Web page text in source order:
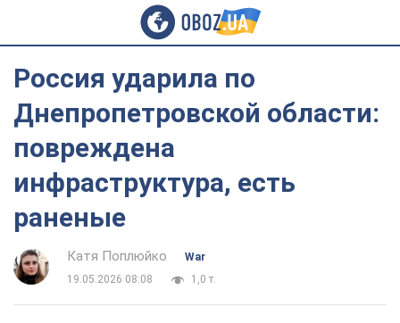
Россия ударила по
Днепропетровской области:
повреждена
инфраструктура, есть
раненые
Катя Поплюйко
War
19.05.2026 08:08
1,0 т.